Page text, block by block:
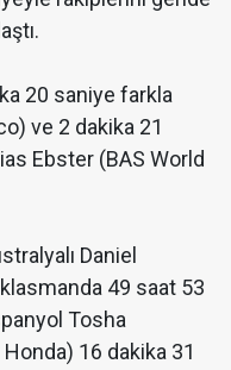
20 saniye farkla
ve 2 dakika 21
Ebster (BAS World
Daniel
49 saat 53
Tosha
16 dakika 31